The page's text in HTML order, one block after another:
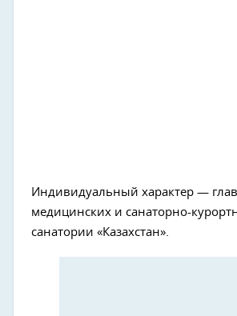
Индивидуальный характер —
медицинских и санаторно-
санатории «Казахстан».